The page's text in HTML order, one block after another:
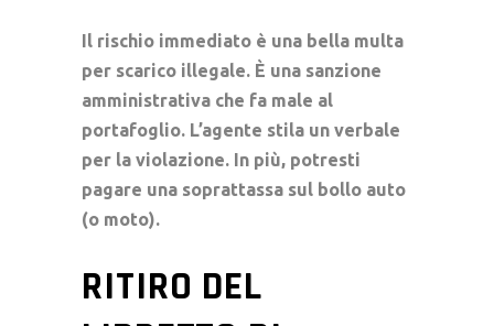
Il rischio immediato è una bella multa
per scarico illegale. È una sanzione
amministrativa che fa male al
portafoglio. L’agente stila un verbale
per la violazione. In più, potresti
pagare una soprattassa sul bollo auto
(o moto).
RITIRO DEL